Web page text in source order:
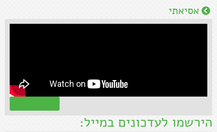
אסיאתי
הירשמו לעדכונים במייל: